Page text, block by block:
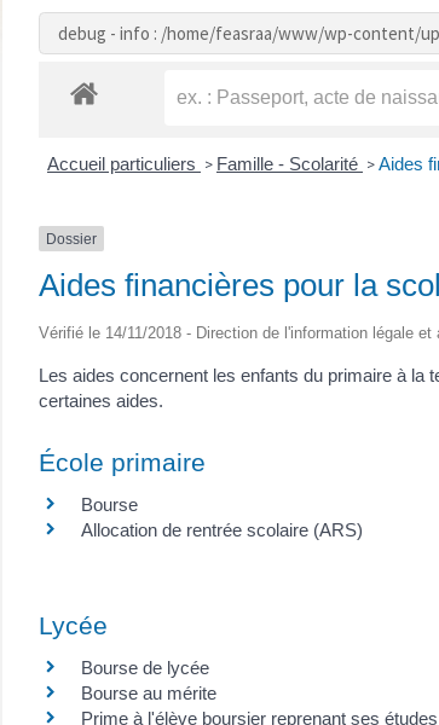
debug - info : /home/feasraa/www/wp-content/
Accueil particuliers > Famille - Scolarité >Aides
Dossier
Aides financières pour la
Vérifié le 14/11/2018 - Direction de l'information légale
Les aides concernent les enfants du primaire à la
certaines aides.
École primaire
Bourse
Allocation de rentrée scolaire (ARS)
Lycée
Bourse de lycée
Bourse au mérite
Prime à l'élève boursier reprenant ses